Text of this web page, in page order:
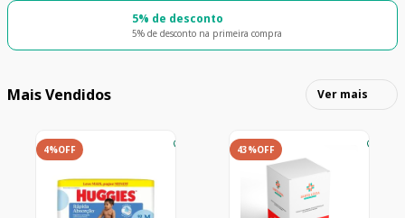
5% de desconto
5% de desconto na primeira compra
Mais Vendidos Ver mais
4%OFF 43%OFF